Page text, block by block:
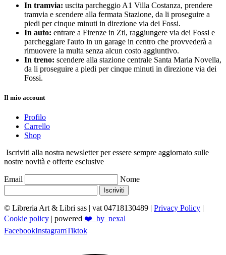
In tramvia: uscita parcheggio A1 Villa Costanza, prendere
tramvia e scendere alla fermata Stazione, da li proseguire a
piedi per cinque minuti in direzione via dei Fossi.
In auto: entrare a Firenze in Ztl, raggiungere via dei Fossi e
parcheggiare l'auto in un garage in centro che provvederà a
rimuovere la multa senza alcun costo aggiuntivo.
In treno: scendere alla stazione centrale Santa Maria Novella,
da li proseguire a piedi per cinque minuti in direzione via dei
Fossi.
Il mio account
Profilo
Carrello
Shop
Iscriviti alla nostra newsletter per essere sempre aggiornato sulle
nostre novità e offerte esclusive
Email Nome
Iscriviti
© Libreria Art & Libri sas | vat 04718130489 | Privacy Policy |
Cookie policy | powered ❤️_by_nexal
FacebookInstagramTiktok